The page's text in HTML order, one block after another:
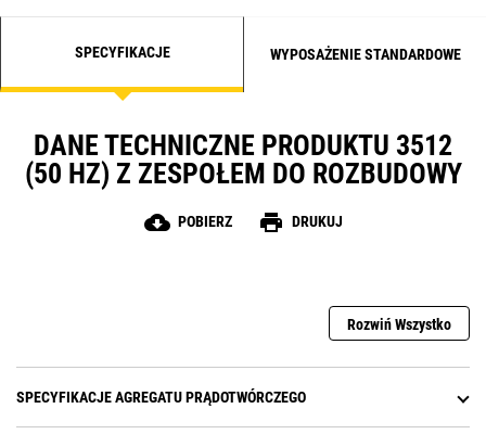
SPECYFIKACJE WYPOSAŻENIE STANDARDOWE
DANE TECHNICZNE PRODUKTU 3512
(50 HZ) Z ZESPOŁEM DO ROZBUDOWY
cloud_download POBIERZ print DRUKUJ
Rozwiń Wszystko
SPECYFIKACJE AGREGATU PRĄDOTWÓRCZEGO